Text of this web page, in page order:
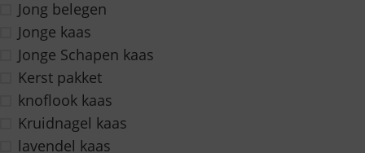
Jong belegen
Jonge kaas
Jonge Schapen kaas
Kerst pakket
knoflook kaas
Kruidnagel kaas
lavendel kaas